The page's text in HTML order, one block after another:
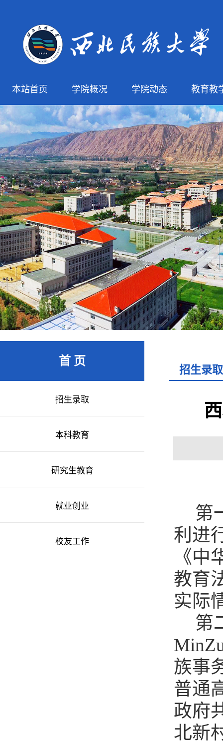
本站首页 学院概况 学院动态 教育教
首 页
招生录取
本科教育
研究生教育
就业创业
校友工作
招生录取
第
利进
《
教育
实际
第
族事
普通
政府
北新